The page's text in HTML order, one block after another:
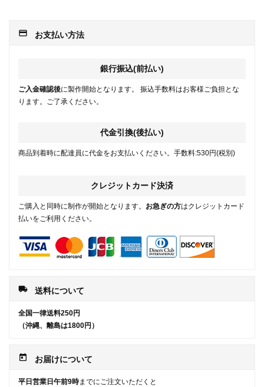
payment お支払い方法
銀行振込(前払い)
ご入金確認後に製作開始となります。 振込手数料はお客様ご負担とな
ります。ご了承ください。
代金引換(後払い)
商品到着時に配達員に代金をお支払いください。手数料:530円(税別)
クレジットカード決済
ご購入と同時に制作が開始となります。 お急ぎの方はクレジットカード
払いをご利用ください。
local_shipping 送料について
全国一律送料250円
（沖縄、離島は1800円）
today お届けについて
平日営業日午前9時までにご注文いただくと